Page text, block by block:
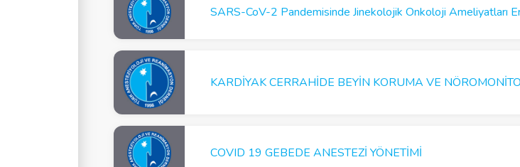
COVID 19 GEBEDE ANESTEZİ YÖNETİMİ